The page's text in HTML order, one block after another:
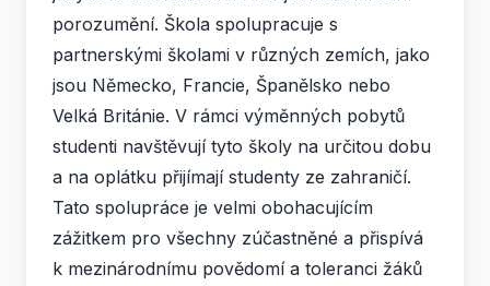
porozumění. Škola spolupracuje s
partnerskými školami v různých zemích, jako
jsou Německo, Francie, Španělsko nebo
Velká Británie. V rámci výměnných pobytů
studenti navštěvují tyto školy na určitou dobu
a na oplátku přijímají studenty ze zahraničí.
Tato spolupráce je velmi obohacujícím
zážitkem pro všechny zúčastněné a přispívá
k mezinárodnímu povědomí a toleranci žáků